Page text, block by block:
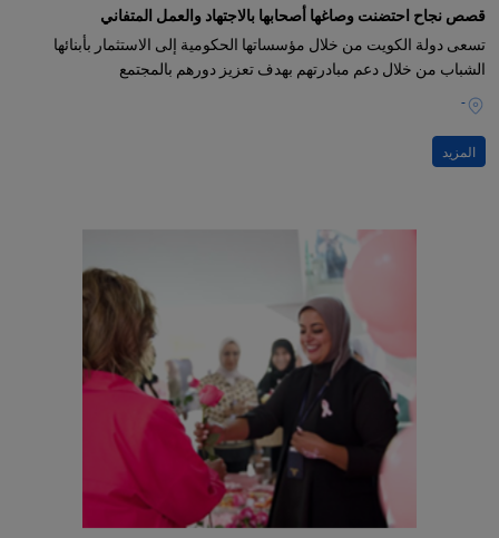
قصص نجاح احتضنت وصاغها أصحابها بالاجتهاد والعمل المتفاني
تسعى دولة الكويت من خلال مؤسساتها الحكومية إلى الاستثمار بأبنائها
الشباب من خلال دعم مبادرتهم بهدف تعزيز دورهم بالمجتمع
-
المزيد